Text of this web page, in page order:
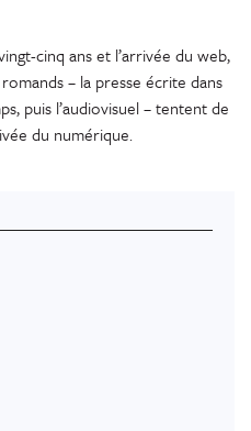
cinq ans et l’arrivée du web,
– la presse écrite dans
puis l’audiovisuel – tentent de
du numérique.